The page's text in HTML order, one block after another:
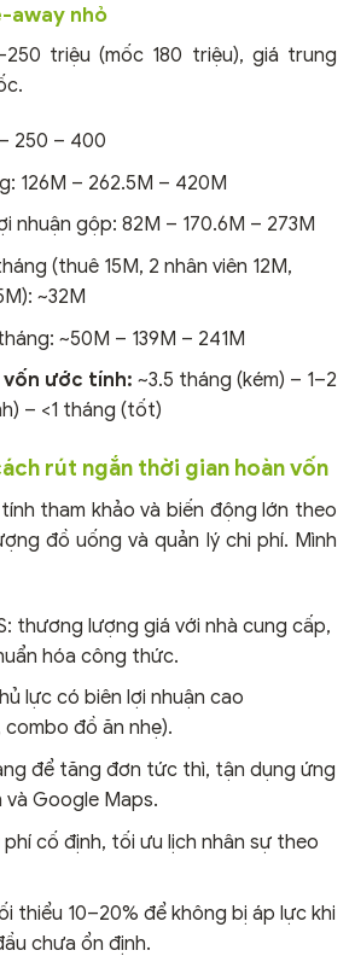
away nhỏ
triệu (mốc 180 triệu), giá trung
250 – 400
126M – 262.5M – 420M
nhuận gộp: 82M – 170.6M – 273M
(thuê 15M, 2 nhân viên 12M,
~32M
~50M – 139M – 241M
vốn ước tính: ~3.5 tháng (kém) – 1–2
– <1 tháng (tốt)
rút ngắn thời gian hoàn vốn
tham khảo và biến động lớn theo
đồ uống và quản lý chi phí. Mình
thương lượng giá với nhà cung cấp,
hóa công thức.
lực có biên lợi nhuận cao
đồ ăn nhẹ).
để tăng đơn tức thì, tận dụng ứng
Google Maps.
cố định, tối ưu lịch nhân sự theo
thiểu 10–20% để không bị áp lực khi
chưa ổn định.